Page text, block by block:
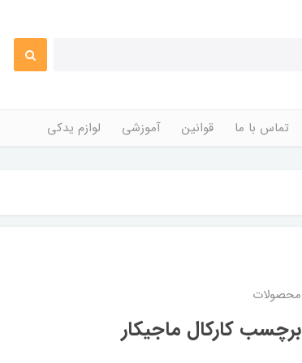
تماس با ما قوانین آموزشی لوازم یدکی
محصولات
برچسب کارکال ماجیکار